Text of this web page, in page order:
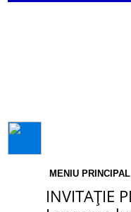
MENIU PRINCIPAL
INVITAȚIE